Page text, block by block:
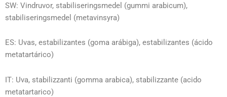
SW: Vindruvor, stabiliseringsmedel (gummi arabicum),
stabiliseringsmedel (metavinsyra)
ES: Uvas, estabilizantes (goma arábiga), estabilizantes (ácido
metatartárico)
IT: Uva, stabilizzanti (gomma arabica), stabilizzante (acido
metatartarico)